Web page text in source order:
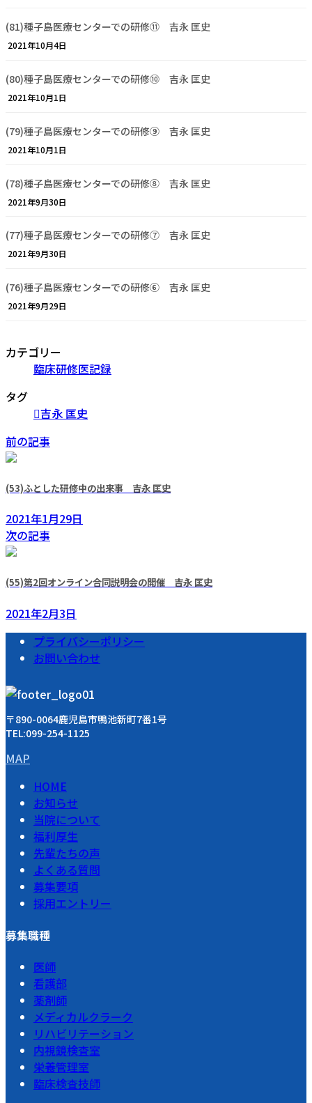
(81)種子島医療センターでの研修⑪ 吉永 匡史
2021年10月4日
(80)種子島医療センターでの研修⑩ 吉永 匡史
2021年10月1日
(79)種子島医療センターでの研修⑨ 吉永 匡史
2021年10月1日
(78)種子島医療センターでの研修⑧ 吉永 匡史
2021年9月30日
(77)種子島医療センターでの研修⑦ 吉永 匡史
2021年9月30日
(76)種子島医療センターでの研修⑥ 吉永 匡史
2021年9月29日
カテゴリー
臨床研修医記録
タグ
吉永 匡史
前の記事
(53)ふとした研修中の出来事 吉永 匡史
2021年1月29日
次の記事
(55)第2回オンライン合同説明会の開催 吉永 匡史
2021年2月3日
プライバシーポリシー
お問い合わせ
〒890-0064鹿児島市鴨池新町7番1号
TEL:099-254-1125
MAP
HOME
お知らせ
当院について
福利厚生
先輩たちの声
よくある質問
募集要項
採用エントリー
募集職種
医師
看護部
薬剤師
メディカルクラーク
リハビリテーション
内視鏡検査室
栄養管理室
臨床検査技師